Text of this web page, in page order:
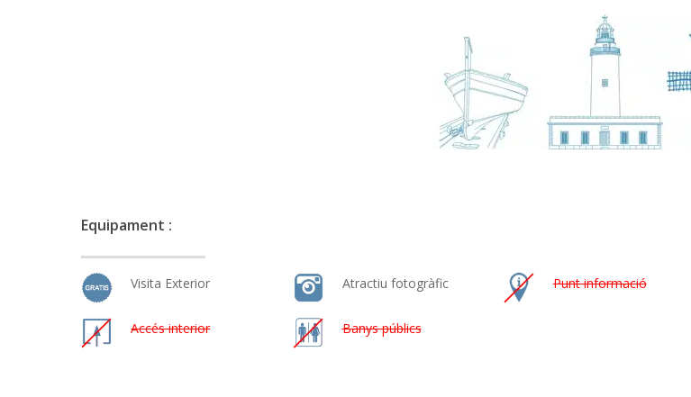
Equipament :
Visita Exterior
Accés interior
Atractiu fotogràfic
Banys públics
Punt informació